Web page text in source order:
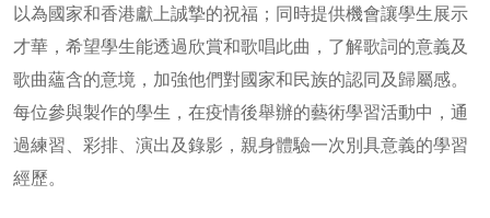
以為國家和香港獻上誠摯的祝福；同時提供機會讓學生展示
才華，希望學生能透過欣賞和歌唱此曲，了解歌詞的意義及
歌曲蘊含的意境，加強他們對國家和民族的認同及歸屬感。
每位參與製作的學生，在疫情後舉辦的藝術學習活動中，通
過練習、彩排、演出及錄影，親身體驗一次別具意義的學習
經歷。